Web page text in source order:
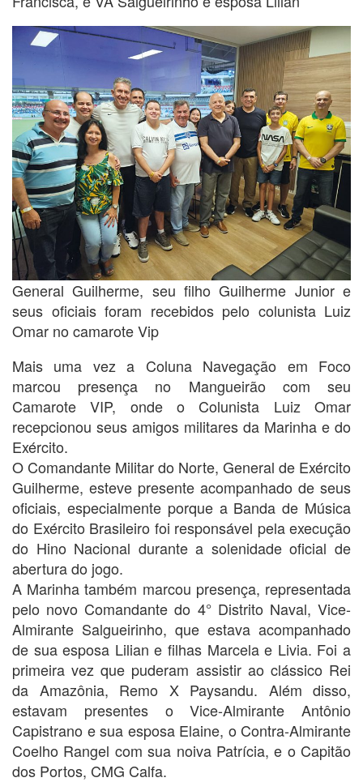
General Guilherme, seu filho Guilherme Junior e
seus oficiais foram recebidos pelo colunista Luiz
Omar no camarote Vip
Mais uma vez a Coluna Navegação em Foco
marcou presença no Mangueirão com seu
Camarote VIP, onde o Colunista Luiz Omar
recepcionou seus amigos militares da Marinha e do
Exército.
O Comandante Militar do Norte, General de Exército
Guilherme, esteve presente acompanhado de seus
oficiais, especialmente porque a Banda de Música
do Exército Brasileiro foi responsável pela execução
do Hino Nacional durante a solenidade oficial de
abertura do jogo.
A Marinha também marcou presença, representada
pelo novo Comandante do 4° Distrito Naval, Vice-
Almirante Salgueirinho, que estava acompanhado
de sua esposa Lilian e filhas Marcela e Livia. Foi a
primeira vez que puderam assistir ao clássico Rei
da Amazônia, Remo X Paysandu. Além disso,
estavam presentes o Vice-Almirante Antônio
Capistrano e sua esposa Elaine, o Contra-Almirante
Coelho Rangel com sua noiva Patrícia, e o Capitão
dos Portos, CMG Calfa.